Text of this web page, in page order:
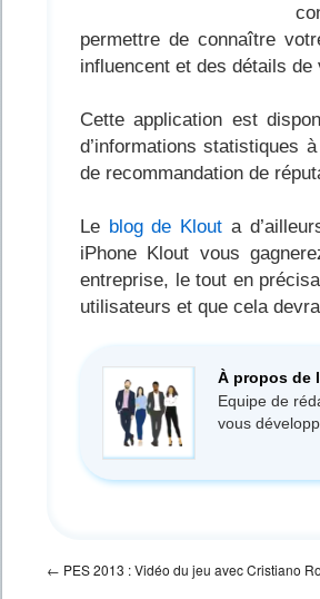
permettre de connaître
influencent et des détails
Cette application est
d’informations statistiques
de recommandation de
Le blog de Klout a
iPhone Klout vous
entreprise, le tout en
utilisateurs et que cela
À propos de
Equipe de
vous
← PES 2013 : Vidéo du jeu avec Cristiano